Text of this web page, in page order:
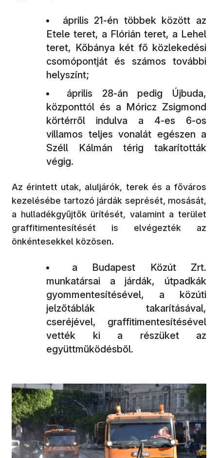
április 21-én többek között az
Etele teret, a Flórián teret, a Lehel
teret, Kőbánya két fő közlekedési
csomópontját és számos további
helyszínt;
április 28-án pedig Újbuda,
központtól és a Móricz Zsigmond
körtérről indulva a 4-es 6-os
villamos teljes vonalát egészen a
Széll Kálmán térig takarították
végig.
Az érintett utak, aluljárók, terek és a főváros
kezelésébe tartozó járdák seprését, mosását,
a hulladékgyűjtők ürítését, valamint a terület
graffitimentesítését is elvégezték az
önkéntesekkel közösen.
a Budapest Közút Zrt.
munkatársai a járdák, útpadkák
gyommentesítésével, a közúti
jelzőtáblák takarításával,
cseréjével, graffitimentesítésével
vették ki a részüket az
együttműködésből.